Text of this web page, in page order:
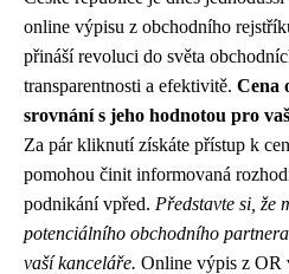
online výpisu z obchodního
přináší revoluci do světa
transparentnosti a efektivitě. Cena
srovnání s jeho hodnotou pro
Za pár kliknutí získáte přístup k
pomohou činit informovaná
podnikání vpřed. Představte si, že
potenciálního obchodního
vaší kanceláře. Online výpis z OR